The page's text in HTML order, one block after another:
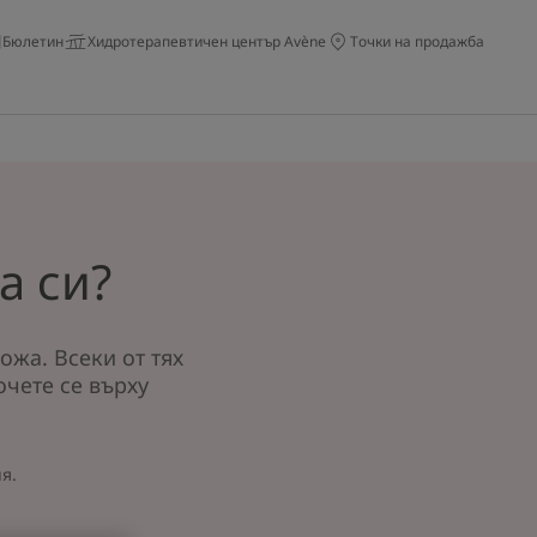
Бюлетин Хидротерапевтичен център Avène Точки на продажба
си?
Всеки от тях
се върху
.